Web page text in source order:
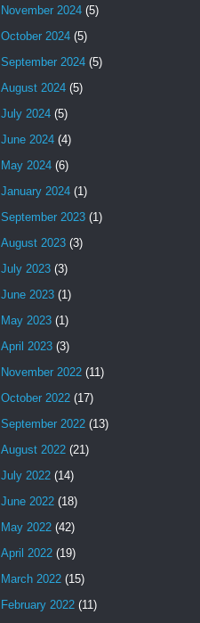
November 2024 (5)
October 2024 (5)
September 2024 (5)
August 2024 (5)
July 2024 (5)
June 2024 (4)
May 2024 (6)
January 2024 (1)
September 2023 (1)
August 2023 (3)
July 2023 (3)
June 2023 (1)
May 2023 (1)
April 2023 (3)
November 2022 (11)
October 2022 (17)
September 2022 (13)
August 2022 (21)
July 2022 (14)
June 2022 (18)
May 2022 (42)
April 2022 (19)
March 2022 (15)
February 2022 (11)